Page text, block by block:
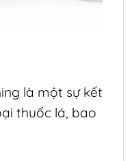
là một sự kết
thuốc lá, bao